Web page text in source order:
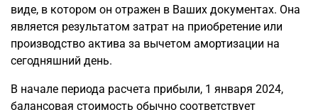
виде, в котором он отражен в Ваших документах. Она
является результатом затрат на приобретение или
производство актива за вычетом амортизации на
сегодняшний день.
В начале периода расчета прибыли, 1 января 2024,
балансовая стоимость обычно соответствует